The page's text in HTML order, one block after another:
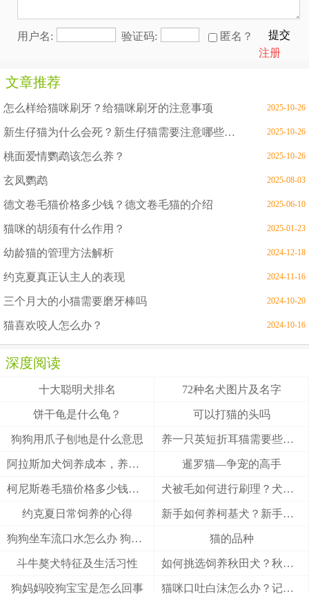
用户名: 验证码: 匿名？
提交
注册
文章推荐
怎么样给猫咪刷牙？给猫咪刷牙的注意事项 2025-10-26
新生仔猫为什么会死？新生仔猫需要注意哪些问题 2025-10-26
桃面爱情鹦鹉该怎么养？ 2025-10-26
玄凤鹦鹉 2025-08-03
德文卷毛猫价格多少钱？德文卷毛猫的介绍 2025-06-10
猫咪的胡须有什么作用？ 2025-01-23
幼龄猫的管理方法解析 2024-12-18
约克夏真正认主人的表现 2024-11-16
三个月大的小猫需要磨牙棒吗 2024-10-20
猫喜欢咬人怎么办？ 2024-10-16
深度阅读
十大聪明犬排名 72种名犬图片及名字
饼干龟是什么龟？ 可以打猫的头吗
狗狗用爪子刨地是什么意思 养一只英短折耳猫需要些什么
阿拉斯加犬饲养成本，养阿拉斯加犬一个月要多少钱？ 暹罗猫—争宠的高手
柯尼斯卷毛猫价格多少钱？柯尼斯卷毛猫的介绍 犬被毛如何进行刷理？犬被毛刷理方法！
约克夏日常饲养的心得 新手如何养柯基犬？新手养柯基的四大要点
狗狗坐车流口水怎么办 狗狗晕车会流口水 猫的品种
斗牛獒犬特征及生活习性 如何挑选饲养秋田犬？秋田犬有什么优缺点
狗妈妈咬狗宝宝是怎么回事 猫咪口吐白沫怎么办？记住这3招能救猫一命